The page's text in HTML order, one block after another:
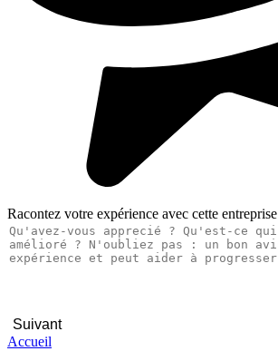
Racontez votre expérience avec cette entreprise
Suivant
Accueil